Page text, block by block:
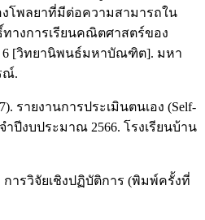
โพลยาที่มีต่อความสามารถใน
างการเรียนคณิตศาสตร์ของ
6 [วิทยานิพนธ์มหาบัณฑิต]. มหา
ณ์.
รายงานการประเมินตนเอง (Self-
จำปีงบประมาณ 2566. โรงเรียนบ้าน
ารวิจัยเชิงปฏิบัติการ (พิมพ์ครั้งที่